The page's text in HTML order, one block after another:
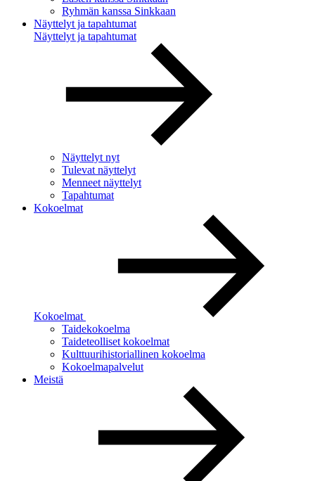
Ryhmän kanssa Sinkkaan
Näyttelyt ja tapahtumat
Näyttelyt ja tapahtumat
Näyttelyt nyt
Tulevat näyttelyt
Menneet näyttelyt
Tapahtumat
Kokoelmat
Kokoelmat
Taidekokoelma
Taideteolliset kokoelmat
Kulttuurihistoriallinen kokoelma
Kokoelmapalvelut
Meistä